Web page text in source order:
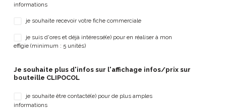
informations
je souhaite recevoir votre fiche commerciale
je suis d'ores et déjà intéressé(e) pour en réaliser à mon
effigie (minimum : 5 unités)
Je souhaite plus d'infos sur l'affichage infos/prix sur
bouteille CLIPOCOL
je souhaite être contacté(e) pour de plus amples
informations